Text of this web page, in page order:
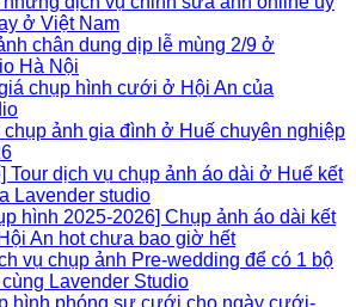
ở Việt Nam
chân dung dịp lễ mùng 2/9 ở
Hà Nội
chụp hình cưới ở Hội An của
chụp ảnh gia đình ở Huế chuyên nghiệp
Tour dịch vụ chụp ảnh áo dài ở Huế kết
Lavender studio
hình 2025-2026] Chụp ảnh áo dài kết
An hot chưa bao giờ hết
vụ chụp ảnh Pre-wedding để có 1 bộ
Lavender Studio
hình phóng sự cưới cho ngày cưới-